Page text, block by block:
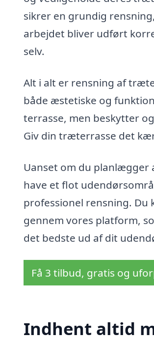
sikrer en grundig
arbejdet bliver udført
selv.
Alt i alt er rensning af
både æstetiske og
terrasse, men beskytter
Giv din træterrasse det
Uanset om du planlægger
have et flot
professionel rensning.
gennem vores platform,
det bedste ud af dit
Få 3 tilbud, gratis og
Indhent altid